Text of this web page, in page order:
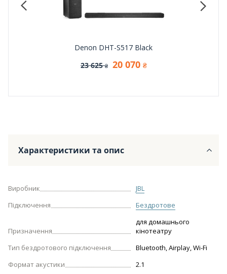
Denon DHT-S517 Black
23 625 ₴ 20 070 ₴
Характеристики та опис
Виробник
JBL
Підключення
Бездротове
Призначення
для домашнього
кінотеатру
Тип бездротового підключення
Bluetooth, Airplay, Wi-Fi
Формат акустики
2.1